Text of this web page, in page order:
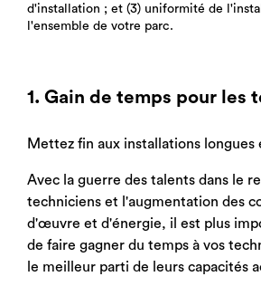
d'installation ; et (3) uniformité de
l'ensemble de votre parc.
1. Gain de temps pour les
Mettez fin aux installations longues
Avec la guerre des talents dans le
techniciens et l'augmentation des
d'œuvre et d'énergie, il est plus
de faire gagner du temps à vos
le meilleur parti de leurs capacités